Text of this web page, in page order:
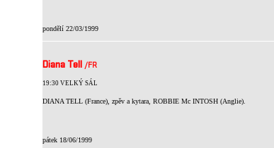
pondělí 22/03/1999
Diana Tell /FR
19:30 VELKÝ SÁL
DIANA TELL (France), zpěv a kytara, ROBBIE Mc INTOSH (Anglie).
pátek 18/06/1999